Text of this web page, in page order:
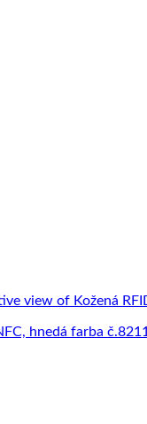
hnedá farba č.8211